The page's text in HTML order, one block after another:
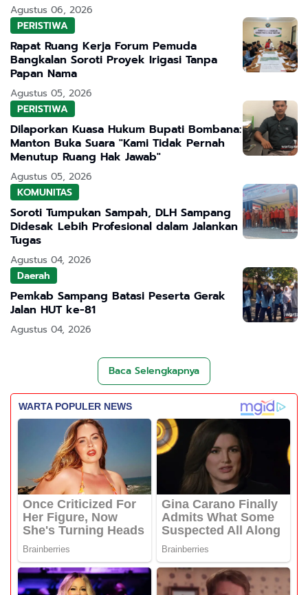
Agustus 06, 2026
PERISTIWA
Rapat Ruang Kerja Forum Pemuda
Bangkalan Soroti Proyek Irigasi Tanpa
Papan Nama
Agustus 05, 2026
PERISTIWA
Dilaporkan Kuasa Hukum Bupati Bombana:
Manton Buka Suara "Kami Tidak Pernah
Menutup Ruang Hak Jawab"
Agustus 05, 2026
KOMUNITAS
Soroti Tumpukan Sampah, DLH Sampang
Didesak Lebih Profesional dalam Jalankan
Tugas
Agustus 04, 2026
Daerah
Pemkab Sampang Batasi Peserta Gerak
Jalan HUT ke-81
Agustus 04, 2026
Baca Selengkapnya